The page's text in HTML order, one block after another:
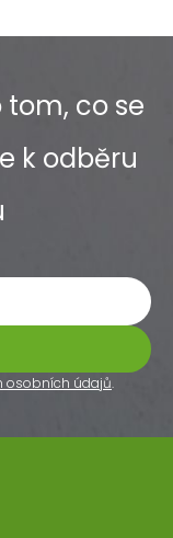
tom, co se
k odběru
osobních údajů.